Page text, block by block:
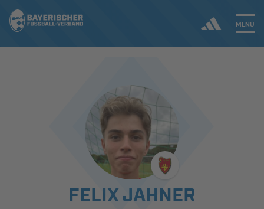
MENÜ
ERGEBNISSE & WETTBEWERBE
SPIELBETRIEB & VERBANDSLEBEN
AUSBILDUNG & FÖRDERUNG
FELIX JAHNER